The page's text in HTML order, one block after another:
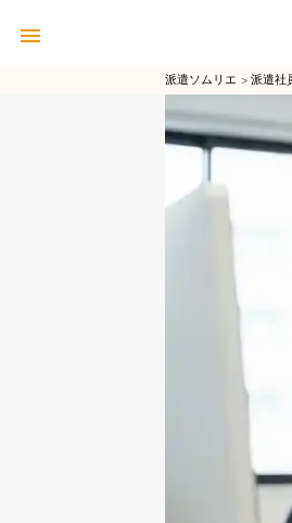
派遣ソムリエ 派遣社